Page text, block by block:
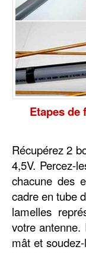
Etapes de
Récupérez 2
4,5V. Percez-
chacune des
cadre en tube
lamelles
votre antenne.
mât et